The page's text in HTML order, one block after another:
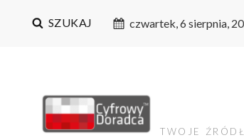
SZUKAJ czwartek, 6 sierpnia,
TWOJE